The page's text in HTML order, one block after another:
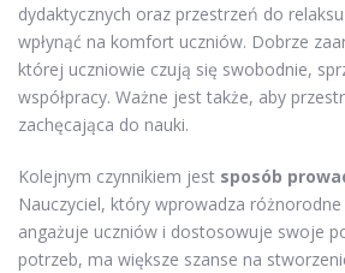
dydaktycznych oraz przestrzeń do
wpłynąć na komfort uczniów. Dobrze
której uczniowie czują się swobodnie,
współpracy. Ważne jest także, aby
zachęcająca do nauki.
Kolejnym czynnikiem jest sposób
Nauczyciel, który wprowadza
angażuje uczniów i dostosowuje swoje
potrzeb, ma większe szanse na